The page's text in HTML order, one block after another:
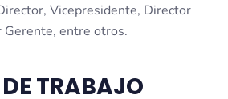
Vicepresidente, Director
Gerente, entre otros.
TRABAJO